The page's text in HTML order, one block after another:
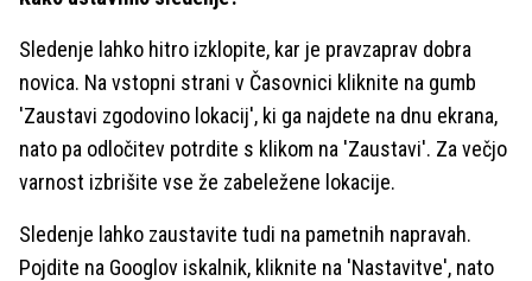
Sledenje lahko hitro izklopite, kar je pravzaprav dobra
novica. Na vstopni strani v Časovnici kliknite na gumb
'Zaustavi zgodovino lokacij', ki ga najdete na dnu ekrana,
nato pa odločitev potrdite s klikom na 'Zaustavi'. Za večjo
varnost izbrišite vse že zabeležene lokacije.
Sledenje lahko zaustavite tudi na pametnih napravah.
Pojdite na Googlov iskalnik, kliknite na 'Nastavitve', nato